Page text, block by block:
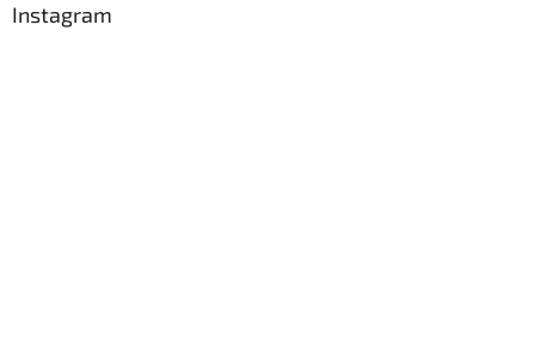
Instagram